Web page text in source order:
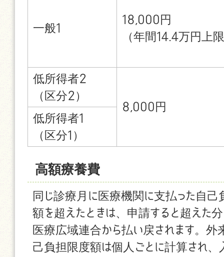
一般1
18,000円
（年間14.4万円上
低所得者2
（区分2）
8,000円
低所得者1
（区分1）
高額療養費
同じ診療月に医療機関に支払った自
額を超えたときは、申請すると超えた
医療広域連合から払い戻されます。外
己負担限度額は個人ごとに計算され、